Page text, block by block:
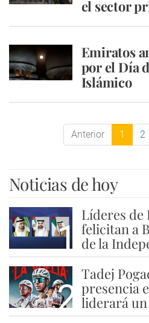
el sector
Emiratos
por el Día
Islámico
Anterior 1 2
Noticias de hoy
1
Líderes de
felicitan a
de la
2
Tadej
presencia
liderará un